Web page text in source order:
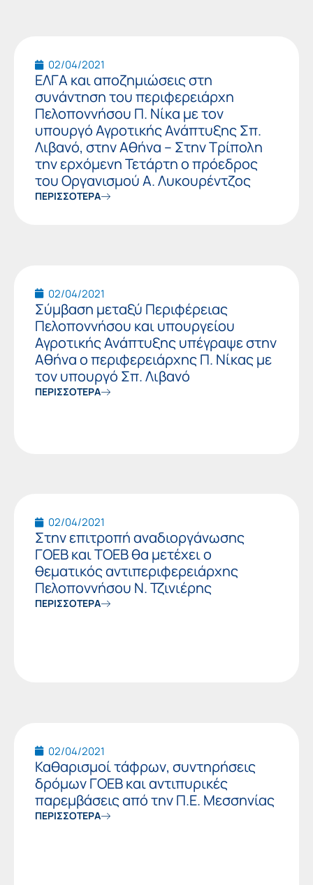
02/04/2021
ΕΛΓΑ και αποζημιώσεις στη
συνάντηση του περιφερειάρχη
Πελοποννήσου Π. Νίκα με τον
υπουργό Αγροτικής Ανάπτυξης Σπ.
Λιβανό, στην Αθήνα – Στην Τρίπολη
την ερχόμενη Τετάρτη ο πρόεδρος
του Οργανισμού Α. Λυκουρέντζος
ΠΕΡΙΣΣΟΤΕΡΑ
02/04/2021
Σύμβαση μεταξύ Περιφέρειας
Πελοποννήσου και υπουργείου
Αγροτικής Ανάπτυξης υπέγραψε στην
Αθήνα ο περιφερειάρχης Π. Νίκας με
τον υπουργό Σπ. Λιβανό
ΠΕΡΙΣΣΟΤΕΡΑ
02/04/2021
Στην επιτροπή αναδιοργάνωσης
ΓΟΕΒ και ΤΟΕΒ θα μετέχει ο
θεματικός αντιπεριφερειάρχης
Πελοποννήσου Ν. Τζινιέρης
ΠΕΡΙΣΣΟΤΕΡΑ
02/04/2021
Καθαρισμοί τάφρων, συντηρήσεις
δρόμων ΓΟΕΒ και αντιπυρικές
παρεμβάσεις από την Π.Ε. Μεσσηνίας
ΠΕΡΙΣΣΟΤΕΡΑ